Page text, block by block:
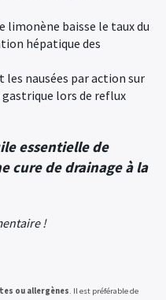
baisse le taux du
hépatique des
nausées par action sur
lors de reflux
essentielle de
cure de drainage à la
!
ou allergènes. Il est préférable de